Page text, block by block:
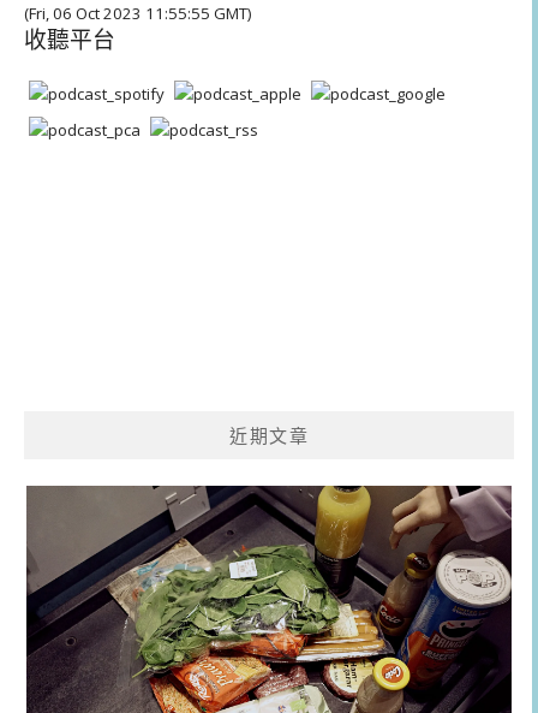
(Fri, 06 Oct 2023 11:55:55 GMT)
收聽平台
近期文章